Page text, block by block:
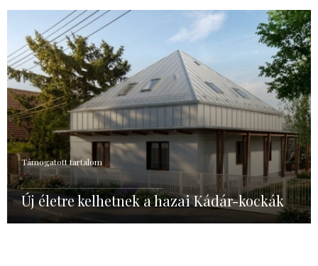
Támogatott tartalom
Új életre kelhetnek a hazai Kádár-kockák